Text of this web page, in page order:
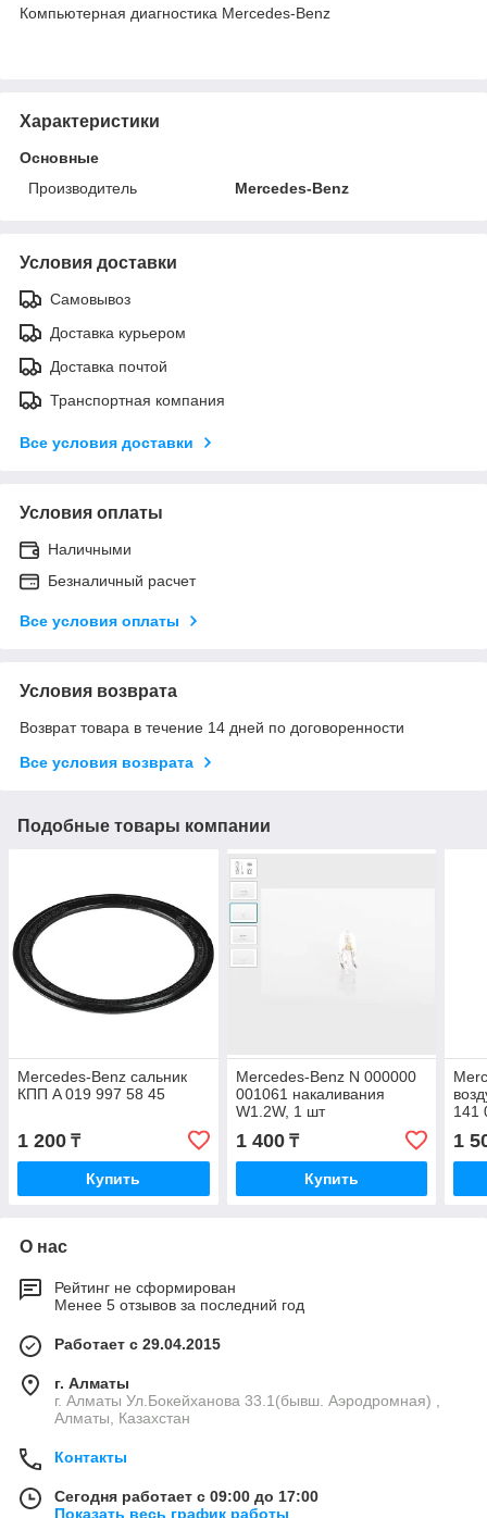
Компьютерная диагностика Mercedes-Benz
Характеристики
Основные
Производитель
Mercedes-Benz
Условия доставки
Самовывоз
Доставка курьером
Доставка почтой
Транспортная компания
Все условия доставки
Условия оплаты
Наличными
Безналичный расчет
Все условия оплаты
Условия возврата
Возврат товара в течение 14 дней по договоренности
Все условия возврата
Подобные товары компании
Mercedes-Benz сальник
КПП A 019 997 58 45
1 200 ₸
Купить
Mercedes-Benz N 000000
001061 накаливания
W1.2W, 1 шт
1 400₸
Купить
141
1
О нас
Рейтинг не сформирован
Менее 5 отзывов за последний год
Работает с 29.04.2015
г. Алматы
г. Алматы Ул.Бокейханова 33.1(бывш. Аэродромная) ,
Алматы, Казахстан
Контакты
Сегодня работает с 09:00 до 17:00
Показать весь график работы